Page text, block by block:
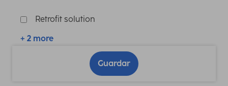
Retrofit solution
+ 2 more
Guardar